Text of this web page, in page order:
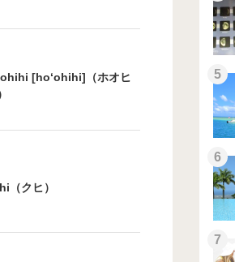
[ho‘ohihi]（ホオヒ
（クヒ）
5
6
7